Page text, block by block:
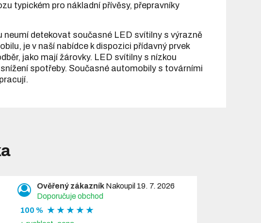
typickém pro nákladní přívěsy, přepravníky
detekovat současné LED svítilny s výrazně
je v naší nabídce k dispozici přídavný prvek
jako mají žárovky. LED svítilny s nízkou
spotřeby. Současné automobily s továrními
Ověřený zákazníkNakoupil 19. 7. 2026
Doporučuje obchod
100 % ★ ★ ★ ★ ★